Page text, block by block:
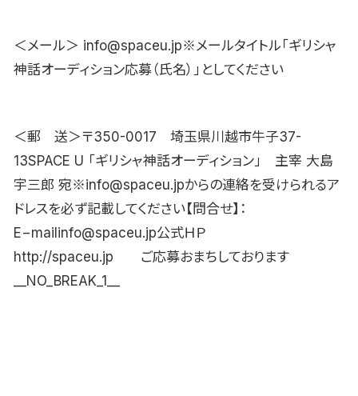
＜メール＞ info@spaceu.jp※メールタイトル「ギリシャ
神話オーディション応募（氏名）」としてください
＜郵 送＞〒350-0017 埼玉県川越市牛子37-
13SPACE U 「ギリシャ神話オーディション」 主宰 大島
宇三郎 宛※info@spaceu.jpからの連絡を受けられるア
ドレスを必ず記載してください【問合せ】：
E−mailinfo@spaceu.jp公式ＨＰ
http://spaceu.jp ご応募おまちしております
__NO_BREAK_1__